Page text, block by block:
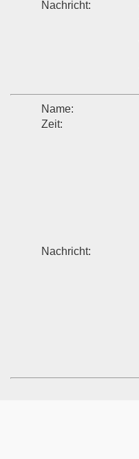
Nachricht:
Name:
Zeit:
Nachricht: